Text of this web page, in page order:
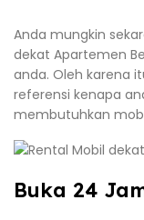
Anda mungkin
dekat Apartemen
anda. Oleh karena
referensi kenapa
membutuhkan
Buka 24